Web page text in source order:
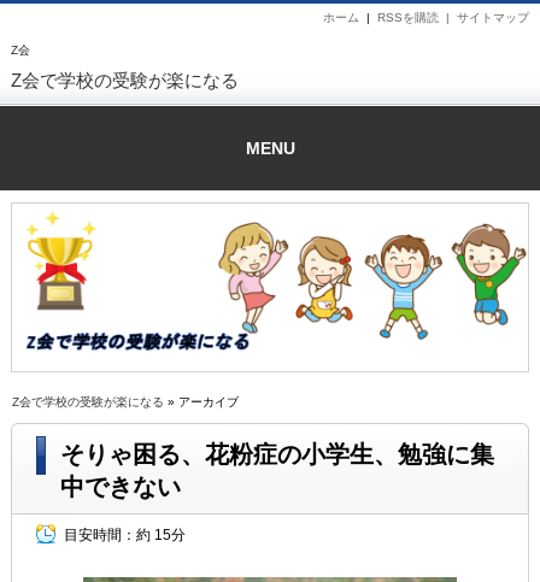
Z会
サイトマップ
RSSを購読 |
ホーム |
Z会で学校の受験が楽になる
MENU
Z会で学校の受験が楽になる » アーカイブ
そりゃ困る、花粉症の小学生、勉強に集
中できない
目安時間： 約 15分